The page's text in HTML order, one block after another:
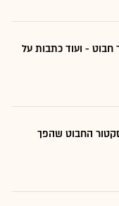
חבוט - ועוד כתבות על
החבוט שהפך